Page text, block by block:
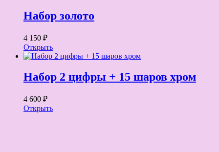
Набор золото
4 150 ₽
Открыть
Набор 2 цифры + 15 шаров хром
4 600 ₽
Открыть